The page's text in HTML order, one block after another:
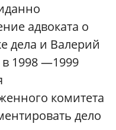
адвоката о
дела и Валерий
1998 —1999
комитета
дело